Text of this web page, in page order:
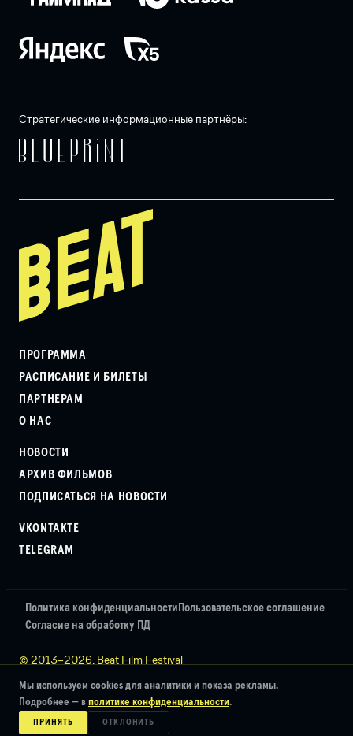
АРХИВ ФИЛЬМОВ
ПОДПИСАТЬСЯ НА НОВОСТИ
TELEGRAM
Стратегические информационные партнёры:
ПРОГРАММА
РАСПИСАНИЕ И БИЛЕТЫ
ПАРТНЕРАМ
О НАС
VKONTAKTE
TELEGRAM
НОВОСТИ
АРХИВ ФИЛЬМОВ
ПОДПИСАТЬСЯ НА НОВОСТИ
Политика конфиденциальности Пользовательское соглашение
Согласие на обработку ПД
© 2013–2026, Beat Film Festival
Дизайн — Sulliwan
Разработка — Алексей Черенкевич
Мы используем cookies для аналитики и показа рекламы.
Подробнее — в политике конфиденциальности.
ПРИНЯТЬ ОТКЛОНИТЬ